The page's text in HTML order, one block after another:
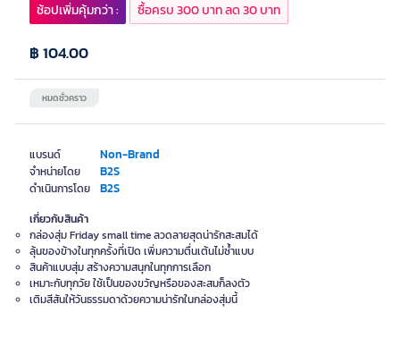
แบรนด์ Non-Brand
จำหน่ายโดย B2S
ดำเนินการโดย B2S
หมดชั่วคราว
฿ 104.00
ช้อปเพิ่มคุ้มกว่า : ซื้อครบ 300 บาท ลด 30 บาท
เกี่ยวกับสินค้า
กล่องสุ่ม Friday small time ลวดลายสุดน่ารักสะสมได้
ลุ้นของข้างในทุกครั้งที่เปิด เพิ่มความตื่นเต้นไม่ซ้ำแบบ
สินค้าแบบสุ่ม สร้างความสนุกในทุกการเลือก
เหมาะกับทุกวัย ใช้เป็นของขวัญหรือของสะสมก็ลงตัว
เติมสีสันให้วันธรรมดาด้วยความน่ารักในกล่องสุ่มนี้